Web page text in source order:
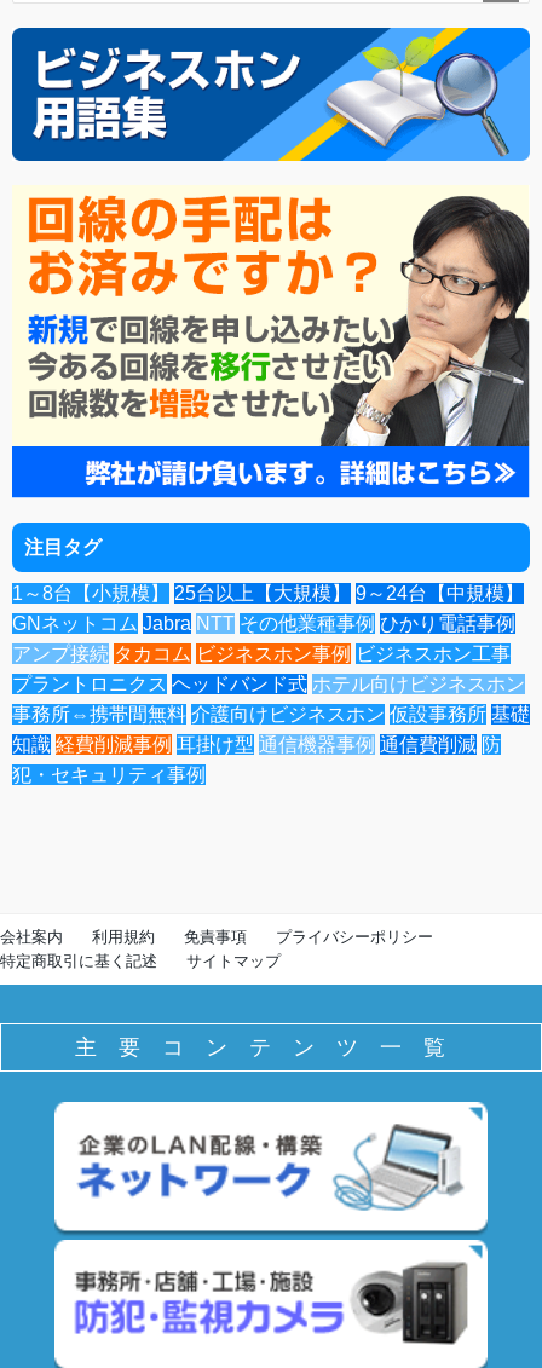
注目タグ
1～8台【小規模】 25台以上【大規模】
9～24台【中規模】
GNネットコム Jabra NTT その他業種事例 ひかり電話事例
アンプ接続 タカコム ビジネスホン事例 ビジネスホン工事
プラントロニクス ヘッドバンド式 ホテル向けビジネスホン
事務所⇔携帯間無料 介護向けビジネスホン 仮設事務所 基礎
知識 経費削減事例 耳掛け型 通信機器事例 通信費削減 防
犯・セキュリティ事例
会社案内 利用規約 免責事項
プライバシーポリシー
特定商取引に基く記述
サイトマップ
主要コンテンツ一覧